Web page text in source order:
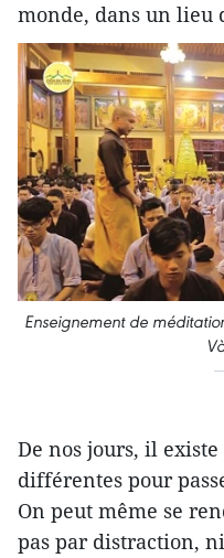
monde, dans un
Enseignement de
De nos jours, il
différentes pour
On peut même se
pas par distraction,